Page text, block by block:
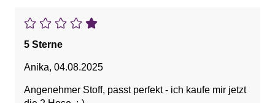
5 Sterne
Anika, 04.08.2025
Angenehmer Stoff, passt perfekt - ich kaufe mir jetzt